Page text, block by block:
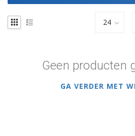
Geen producten
GA VERDER MET